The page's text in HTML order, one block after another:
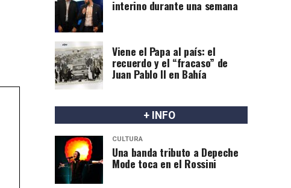
interino durante una semana
Viene el Papa al país: el
recuerdo y el “fracaso” de
Juan Pablo II en Bahía
+ INFO
CULTURA
Una banda tributo a Depeche
Mode toca en el Rossini